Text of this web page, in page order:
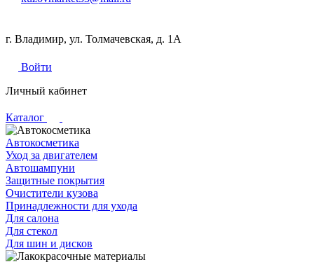
г. Владимир, ул. Толмачевская, д. 1А
Войти
Личный кабинет
Каталог
Автокосметика
Уход за двигателем
Автошампуни
Защитные покрытия
Очистители кузова
Принадлежности для ухода
Для салона
Для стекол
Для шин и дисков